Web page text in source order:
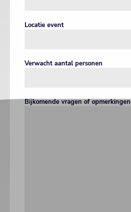
Locatie event
Verwacht aantal personen
Bijkomende vragen of opmerkingen